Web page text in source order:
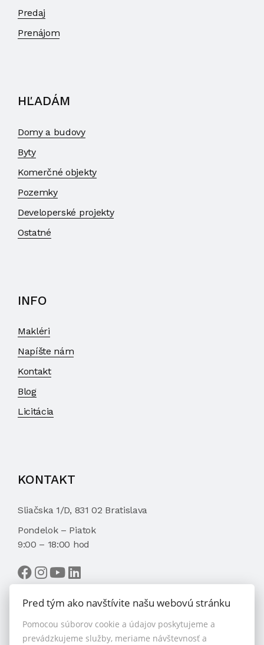
Predaj
Prenájom
HĽADÁM
Domy a budovy
Byty
Komerčné objekty
Pozemky
Developerské projekty
Ostatné
INFO
Makléri
Napíšte nám
Kontakt
Blog
Licitácia
KONTAKT
Sliačska 1/D, 831 02 Bratislava
Pondelok – Piatok
9:00 – 18:00 hod
VYBRAŤ MAKLÉRA
Pred tým ako navštívite našu webovú stránku
Pomocou súborov cookie a údajov poskytujeme a
prevádzkujeme služby, meriame návštevnosť a